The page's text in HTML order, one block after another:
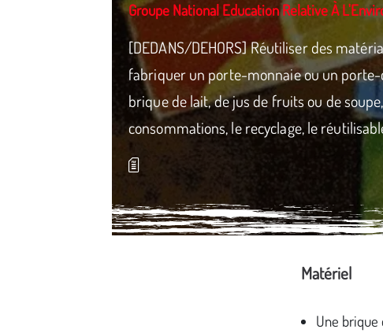
Groupe National Education Relative À
[DEDANS/DEHORS] Réutiliser des
fabriquer un porte-monnaie ou un porte-
brique de lait, de jus de fruits ou de
consommations, le recyclage, le
Matériel
Une brique